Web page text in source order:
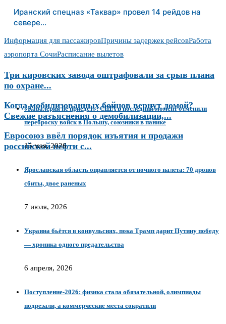
Иранский спецназ «Таквар» провел 14 рейдов на
севере…
Информация для пассажировПричины задержек рейсовРабота
аэропорта СочиРасписание вылетов
Три кировских завода оштрафовали за срыв плана
по охране...
Когда мобилизованных бойцов вернут домой?
Свежие разъяснения о демобилизации,...
Евросоюз ввёл порядок изъятия и продажи
российской нефти с...
«Кавалерия не приедет»: США в последний момент отменили
переброску войск в Польшу, союзники в панике
15 мая, 2026
Ярославская область оправляется от ночного налета: 70 дронов
сбиты, двое раненых
7 июля, 2026
Украина бьётся в конвульсиях, пока Трамп дарит Путину победу
— хроника одного предательства
6 апреля, 2026
Поступление-2026: физика стала обязательной, олимпиады
подрезали, а коммерческие места сократили